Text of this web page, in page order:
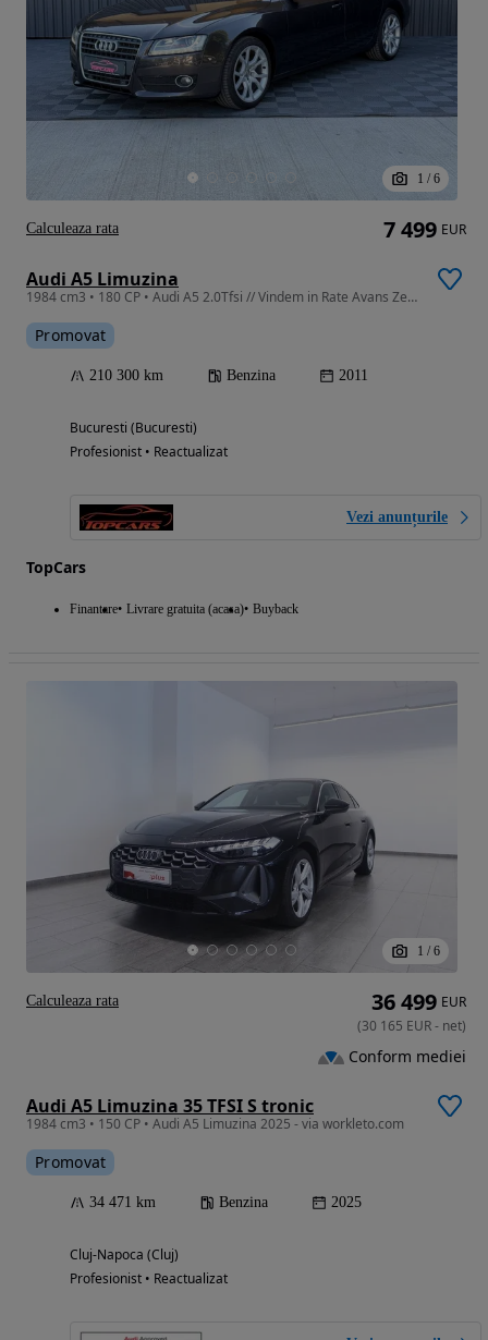
1 / 6
Audi A5 Limuzina
1984 cm3 • 180 CP • Audi A5 2.0Tfsi // Vindem in Rate Avans Zero cu Buletinul //
Promovat
210 300 km Benzina 2011
Bucuresti (Bucuresti)
Profesionist • Reactualizat
Vezi anunțurile
TopCars
Finantare Livrare gratuita (acasa) Buyback
7 499 EUR
Calculeaza rata
1 / 6
Audi A5 Limuzina 35 TFSI S tronic
1984 cm3 • 150 CP • Audi A5 Limuzina 2025 - via workleto.com
Promovat
34 471 km Benzina 2025
Cluj-Napoca (Cluj)
Profesionist • Reactualizat
36 499 EUR
(30 165 EUR- net)
Conform mediei
Calculeaza rata